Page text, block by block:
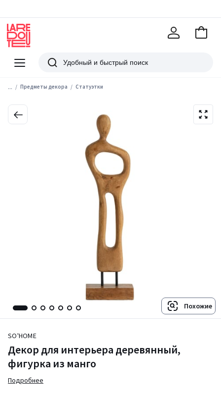
Меню
Redoute
Поиск
В
... Предметы декора Статуэтки
Похожие
SO'HOME
Декор для интерьера деревянный,
фигурка из манго
Подробнее